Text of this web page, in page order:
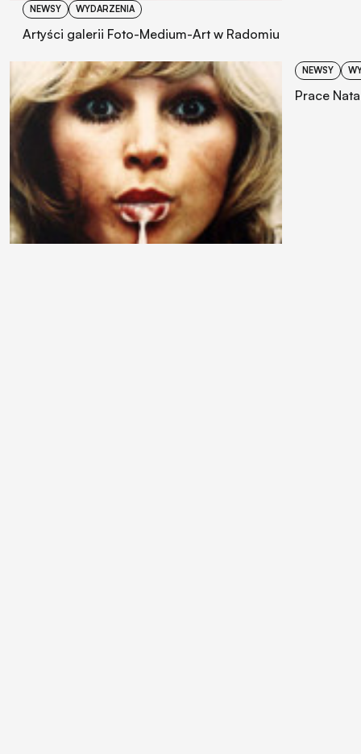
NEWSY WYDARZENIA
Artyści galerii Foto-Medium-Art w Radomiu
NEWSY
Prace